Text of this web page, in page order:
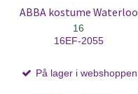
ABBA kostume Waterloo
16
16EF-2055
På lager i webshoppen